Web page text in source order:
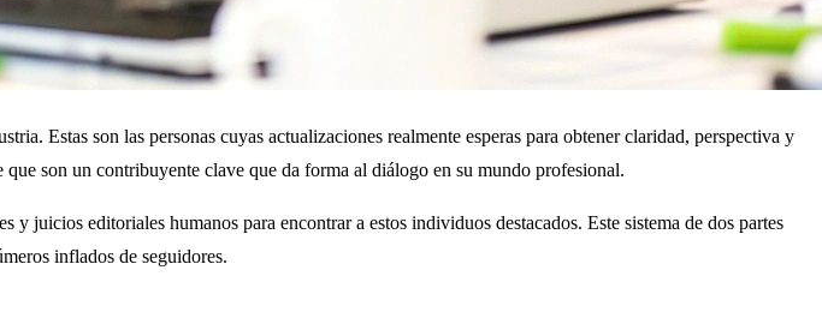
Estas son las personas cuyas actualizaciones realmente esperas para obtener claridad, perspectiva y
son un contribuyente clave que da forma al diálogo en su mundo profesional.
juicios editoriales humanos para encontrar a estos individuos destacados. Este sistema de dos partes
inflados de seguidores.